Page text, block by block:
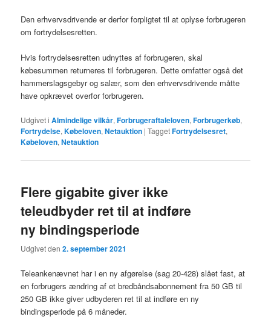
Den erhvervsdrivende er derfor forpligtet til at oplyse forbrugeren
om fortrydelsesretten.
Hvis fortrydelsesretten udnyttes af forbrugeren, skal
købesummen returneres til forbrugeren. Dette omfatter også det
hammerslagsgebyr og salær, som den erhvervsdrivende måtte
have opkrævet overfor forbrugeren.
Udgivet i Almindelige vilkår,Forbrugeraftaleloven,Forbrugerkøb,
Fortrydelse,Købeloven,Netauktion |TaggetFortrydelsesret,
Købeloven,Netauktion
Flere gigabite giver ikke
teleudbyder ret til at indføre
ny bindingsperiode
Udgivet den2. september 2021
Teleankenævnet har i en ny afgørelse (sag 20-428) slået fast, at
en forbrugers ændring af et bredbåndsabonnement fra 50 GB til
250 GB ikke giver udbyderen ret til at indføre en ny
bindingsperiode på 6 måneder.